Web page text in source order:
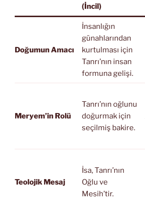
(İncil)
Doğumun Amacı
İnsanlığın
günahlarından
kurtulması için
Tanrı’nın insan
formuna gelişi.
Meryem’in Rolü
Tanrı’nın oğlunu
doğurmak için
seçilmiş bakire.
Teolojik Mesaj
İsa, Tanrı’nın
Oğlu ve
Mesih’tir.